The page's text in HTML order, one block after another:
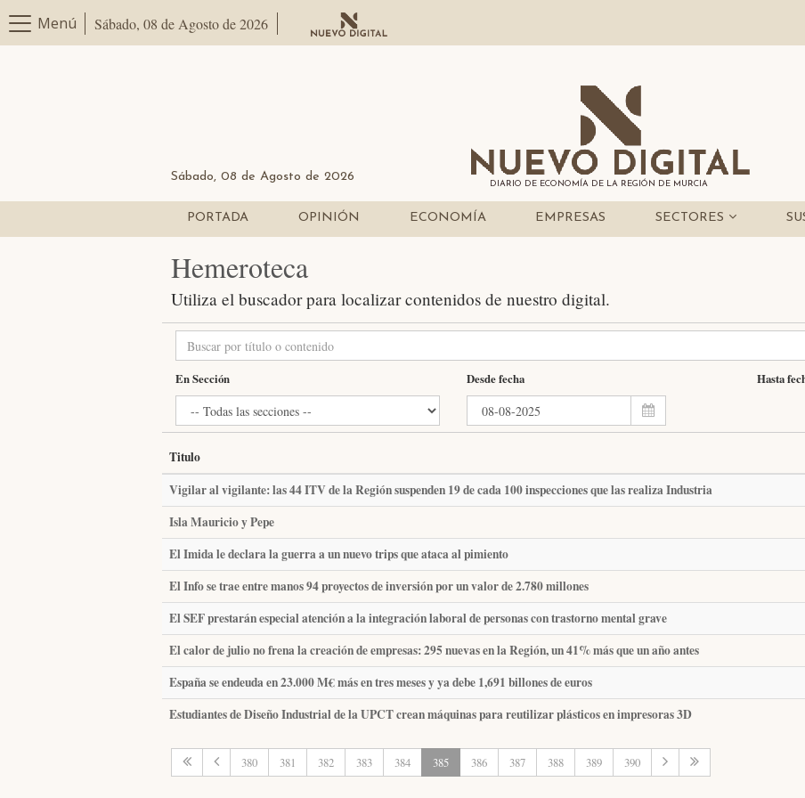
Menú Sábado, 08 de Agosto de 2026
Sábado, 08 de Agosto de 2026
DIARIO DE ECONOMÍA DE LA REGIÓN DE MURCIA
PORTADA OPINIÓN ECONOMÍA EMPRESAS SECTORES
Hemeroteca
Utiliza el buscador para localizar contenidos de nuestro digital.
En Sección Desde fecha Hasta
Titulo
Vigilar al vigilante: las 44 ITV de la Región suspenden 19 de cada 100 inspecciones que las realiza Industria
Isla Mauricio y Pepe
El Imida le declara la guerra a un nuevo trips que ataca al pimiento
El Info se trae entre manos 94 proyectos de inversión por un valor de 2.780 millones
El SEF prestarán especial atención a la integración laboral de personas con trastorno mental grave
El calor de julio no frena la creación de empresas: 295 nuevas en la Región, un 41% más que un año antes
España se endeuda en 23.000 M€ más en tres meses y ya debe 1,691 billones de euros
Estudiantes de Diseño Industrial de la UPCT crean máquinas para reutilizar plásticos en impresoras 3D
380 381 382 383 384 385 386 387 388 389 390